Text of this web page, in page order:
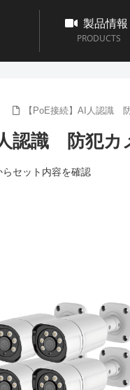
製品情報
PRODUCTS
【PoE接続】AI人認識
認識 防犯カ
らセット内容を確認